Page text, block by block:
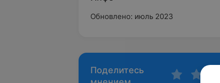
Обновлено: июль 2023
Поделитесь